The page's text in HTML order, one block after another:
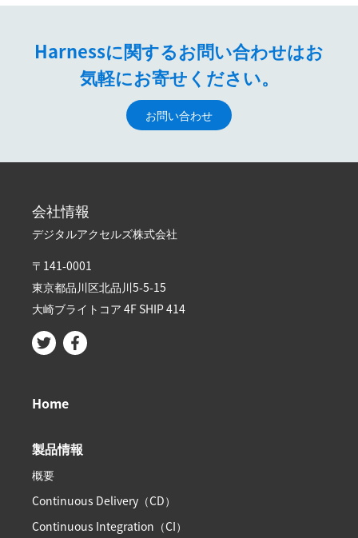
Harnessに関するお問い合わせはお
気軽にお寄せください。
お問い合わせ
会社情報
デジタルアクセルズ株式会社
〒141-0001
東京都品川区北品川5-5-15​
大崎ブライトコア 4F SHIP 414
Home
製品情報
概要
Continuous Delivery（CD）
Continuous Integration（CI）